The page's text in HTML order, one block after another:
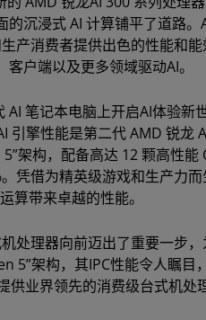
沉浸式 AI 计算铺平了道路
消费者提供出色的性能和能
户端以及更多领域驱动AI。
笔记本电脑上开启AI体验新
引擎性能是第二代 AMD 锐龙
架构，配备高达 12 颗高性
凭借为精英级游戏和生产力
算带来卓越的性能。
处理器向前迈出了重要一步
5”架构，其IPC性能令人瞩目
供业界领先的消费级台式机处